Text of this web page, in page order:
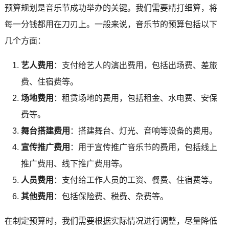
预算规划是音乐节成功举办的关键。我们需要精打细算，将
每一分钱都用在刀刃上。一般来说，音乐节的预算包括以下
几个方面：
艺人费用 ：支付给艺人的演出费用，包括出场费、差旅
费、住宿费等。
场地费用 ：租赁场地的费用，包括租金、水电费、安保
费等。
舞台搭建费用 ：搭建舞台、灯光、音响等设备的费用。
宣传推广费用 ：用于宣传推广音乐节的费用，包括线上
推广费用、线下推广费用等。
人员费用 ：支付给工作人员的工资、餐费、住宿费等。
其他费用 ：包括保险费、税费、杂费等。
在制定预算时，我们需要根据实际情况进行调整，尽量降低